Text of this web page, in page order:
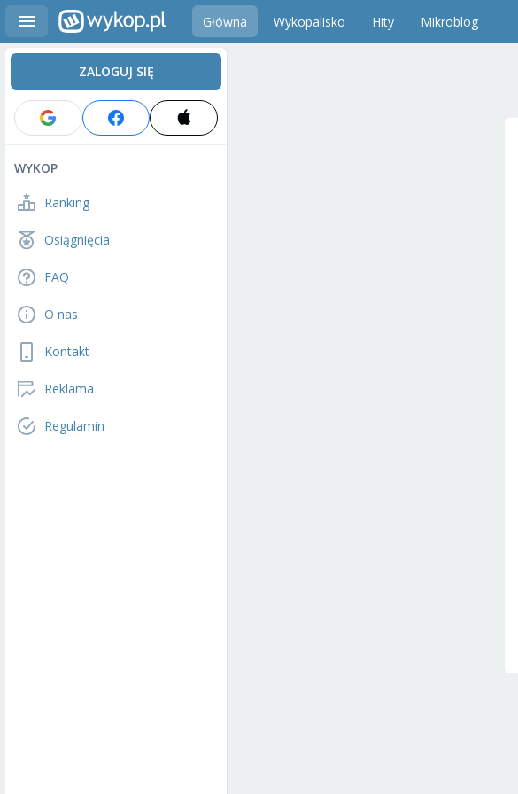
Główna Wykopalisko Hity Mikroblog
ZALOGUJ SIĘ
WYKOP
Ranking
Osiągnięcia
FAQ
O nas
Kontakt
Reklama
Regulamin